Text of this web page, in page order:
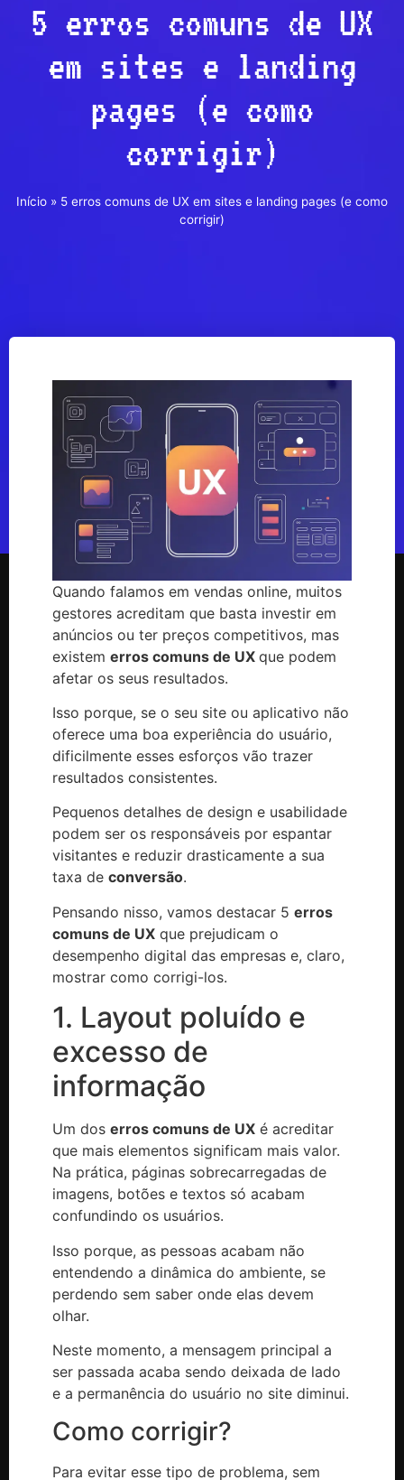
5 erros comuns de UX
em sites e landing
pages (e como
corrigir)
Início » 5 erros comuns de UX em sites e landing pages (e como
corrigir)
Quando falamos em vendas online, muitos
gestores acreditam que basta investir em
anúncios ou ter preços competitivos, mas
existem erros comuns de UX que podem
afetar os seus resultados.
Isso porque, se o seu site ou aplicativo não
oferece uma boa experiência do usuário,
dificilmente esses esforços vão trazer
resultados consistentes.
Pequenos detalhes de design e usabilidade
podem ser os responsáveis por espantar
visitantes e reduzir drasticamente a sua
taxa de conversão.
Pensando nisso, vamos destacar 5 erros
comuns de UX que prejudicam o
desempenho digital das empresas e, claro,
mostrar como corrigi-los.
1. Layout poluído e
excesso de
informação
Um dos erros comuns de UX é acreditar
que mais elementos significam mais valor.
Na prática, páginas sobrecarregadas de
imagens, botões e textos só acabam
confundindo os usuários.
Isso porque, as pessoas acabam não
entendendo a dinâmica do ambiente, se
perdendo sem saber onde elas devem
olhar.
Neste momento, a mensagem principal a
ser passada acaba sendo deixada de lado
e a permanência do usuário no site diminui.
Como corrigir?
Para evitar esse tipo de problema, sem